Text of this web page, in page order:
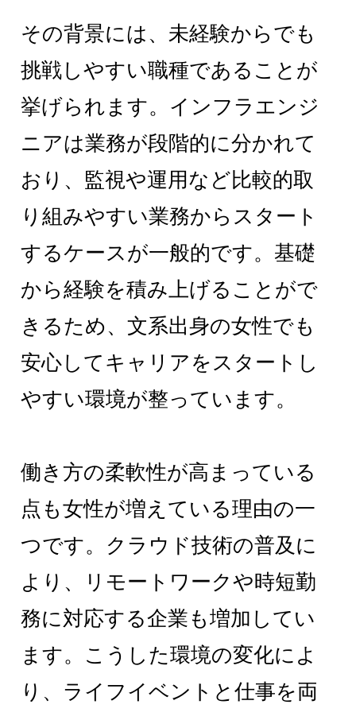
その背景には、未経験からでも
挑戦しやすい職種であることが
挙げられます。インフラエンジ
ニアは業務が段階的に分かれて
おり、監視や運用など比較的取
り組みやすい業務からスタート
するケースが一般的です。基礎
から経験を積み上げることがで
きるため、文系出身の女性でも
安心してキャリアをスタートし
やすい環境が整っています。
働き方の柔軟性が高まっている
点も女性が増えている理由の一
つです。クラウド技術の普及に
より、リモートワークや時短勤
務に対応する企業も増加してい
ます。こうした環境の変化によ
り、ライフイベントと仕事を両